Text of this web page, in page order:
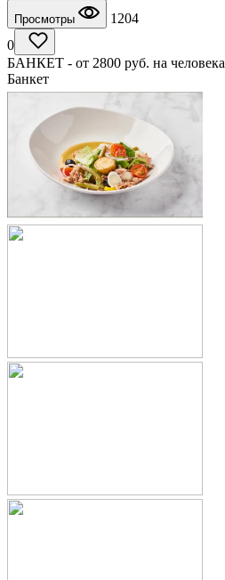
Просмотры
1204
0
БАНКЕТ - от 2800 руб. на человека
Банкет